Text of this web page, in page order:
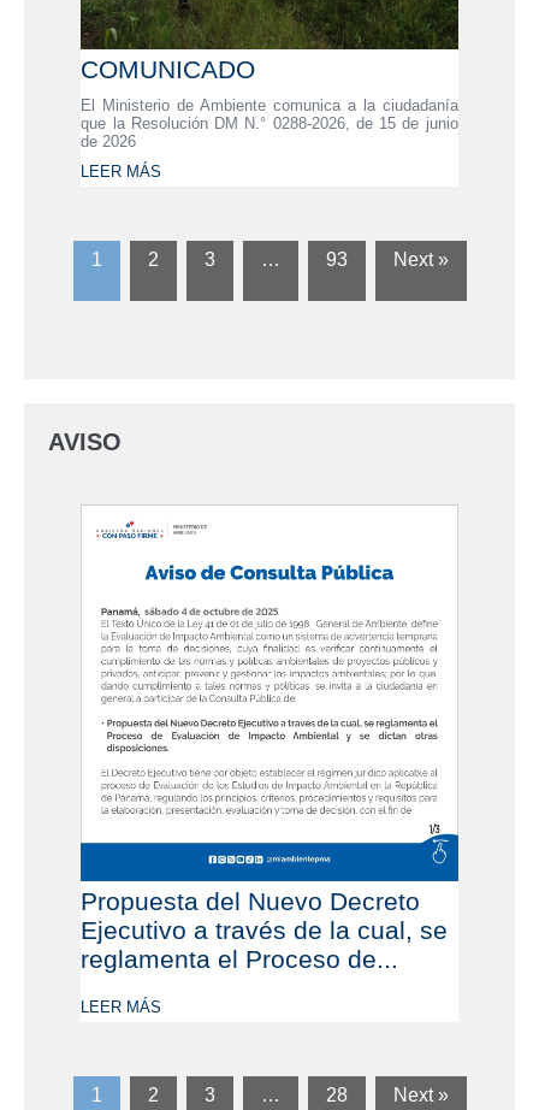
COMUNICADO
El Ministerio de Ambiente comunica a la ciudadanía
que la Resolución DM N.° 0288-2026, de 15 de junio
de 2026
LEER MÁS
1 2 3 … 93 Next »
AVISO
Propuesta del Nuevo Decreto
Ejecutivo a través de la cual, se
reglamenta el Proceso de...
LEER MÁS
1 2 3 … 28 Next »